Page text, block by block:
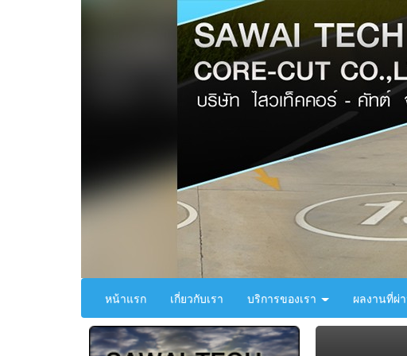
หน้าแรก เกี่ยวกับเรา บริการของเรา ผลงานที่ผ่